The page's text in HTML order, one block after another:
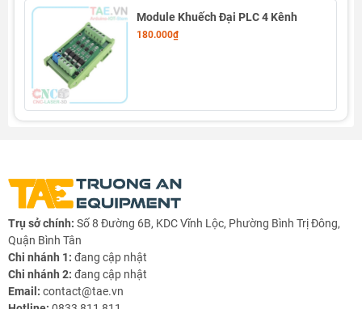
- Điện áp nguồn: DC 5 – 24VDC (điện áp ra led bằng với điện áp
nguồn, nếu điện áp led không bằng điện áp nguồn vui lòng đọc
- Công suất tiêu thụ tĩnh: < 1W
- Đầu ra 5v TTL: tín hiệu SPI
Kích thước: 122 * 56 * 28mm
Chú ý:
- Điện áp đầu vào và đầu ra giống nhau, nên LED của khách
hàng không tương thích với điện áp đầu vào thì có thể cấp
nguồn riêng cho led, sau đó nối chung GND của led với GND của
bộ khuếch đại
Module Khuếch Đại PLC 4 Kênh
180.000₫
Trụ sở chính: Số 8 Đường 6B, KDC Vĩnh Lộc, Phường Bình Trị Đông,
Quận Bình Tân
Chi nhánh 1: đang cập nhật
Chi nhánh 2: đang cập nhật
Email: contact@tae.vn